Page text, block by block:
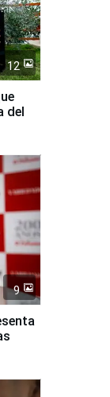
12
del
9